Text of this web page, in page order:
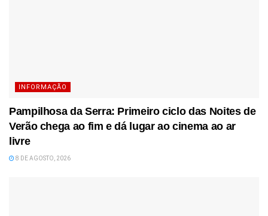
INFORMAÇÃO
Pampilhosa da Serra: Primeiro ciclo das Noites de
Verão chega ao fim e dá lugar ao cinema ao ar
livre
8 DE AGOSTO, 2026